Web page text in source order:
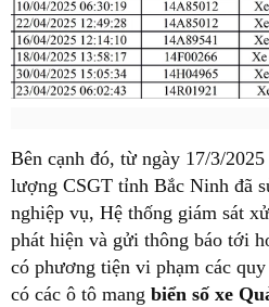
Bên cạnh đó, từ ngày 17/3/
lượng CSGT tỉnh Bắc Ninh đã
nghiệp vụ, Hệ thống giám sát
phát hiện và gửi thông báo tới
có phương tiện vi phạm các
có các ô tô mang biển số xe